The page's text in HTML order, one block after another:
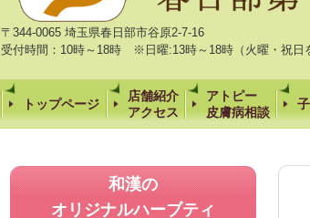
〒344-0065 埼玉県春日部市谷原2-7-16
受付時間：10時～18時 ※日曜:13時～18時（火曜・祝日
トップページ
店舗紹介
アクセス
アトピー
皮膚病相談
和漢の
オリジナルハーブティ